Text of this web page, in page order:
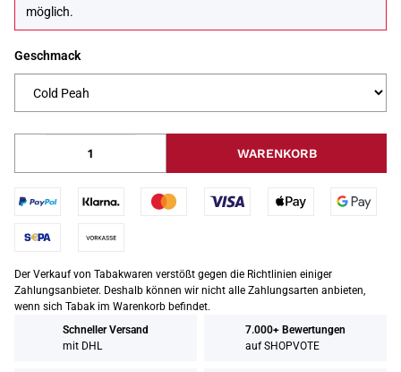
möglich.
Geschmack
WARENKORB
Der Verkauf von Tabakwaren verstößt gegen die Richtlinien einiger
Zahlungsanbieter. Deshalb können wir nicht alle Zahlungsarten anbieten,
wenn sich Tabak im Warenkorb befindet.
Schneller Versand
mit DHL
7.000+ Bewertungen
auf SHOPVOTE